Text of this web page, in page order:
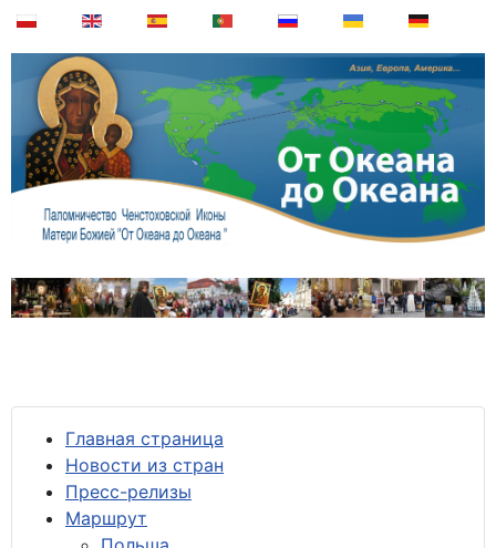
Главная страница
Новости из стран
Пресс-релизы
Маршрут